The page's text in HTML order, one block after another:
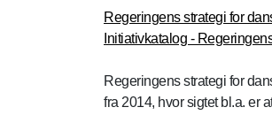
Regeringens strategi for
Initiativkatalog -
Regeringens strategi for
fra 2014, hvor sigtet bl.a. er